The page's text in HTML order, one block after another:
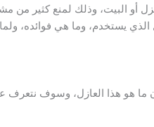
أو البيت، وذلك لمنع كثير من
يستخدم، وما هي فوائده،
ما هو هذا العازل، وسوف نتعرف